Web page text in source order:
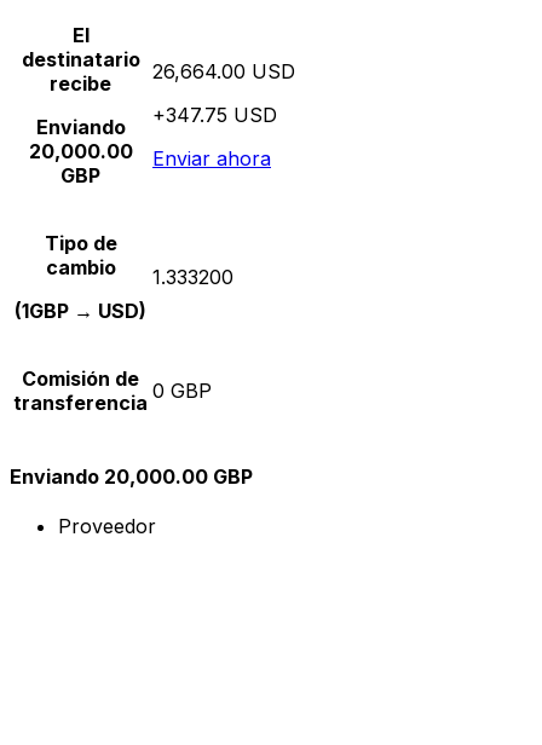
El
destinatario
recibe
Enviando
20,000.00
GBP
26,664.00 USD
+347.75 USD
Enviar ahora
Tipo de
cambio
(1GBP → USD)
1.333200
Comisión de
transferencia 0 GBP
Enviando 20,000.00 GBP
Proveedor